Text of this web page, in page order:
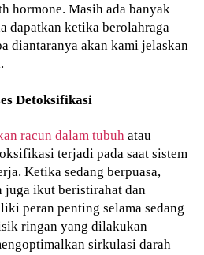
hormone. Masih ada banyak
dapatkan ketika berolahraga
diantaranya akan kami jelaskan
Detoksifikasi
racun dalam tubuh atau
terjadi pada saat sistem
Ketika sedang berpuasa,
juga ikut beristirahat dan
peran penting selama sedang
ringan yang dilakukan
sirkulasi darah